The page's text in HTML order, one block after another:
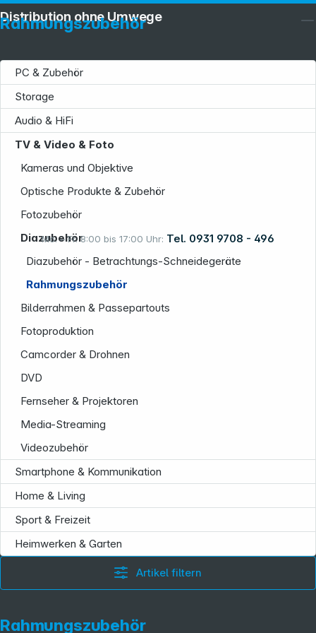
Mo. – Fr. 8:00 bis 17:00 Uhr: Tel. 0931 9708 - 496
Rahmungszubehör
PC & Zubehör
Storage
Audio & HiFi
TV & Video & Foto
Kameras und Objektive
Optische Produkte & Zubehör
Fotozubehör
Diazubehör
Diazubehör - Betrachtungs-Schneidegeräte
Rahmungszubehör
Bilderrahmen & Passepartouts
Fotoproduktion
Camcorder & Drohnen
DVD
Fernseher & Projektoren
Media-Streaming
Videozubehör
Smartphone & Kommunikation
Home & Living
Sport & Freizeit
Heimwerken & Garten
Artikel filtern
Rahmungszubehör
Distribution ohne Umwege
Service
Informationen
Rechtliches